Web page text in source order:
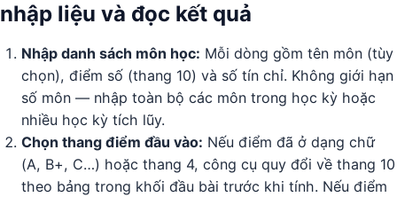
nhập liệu và đọc kết quả
Nhập danh sách môn học: Mỗi dòng gồm tên môn (tùy
chọn), điểm số (thang 10) và số tín chỉ. Không giới hạn
số môn — nhập toàn bộ các môn trong học kỳ hoặc
nhiều học kỳ tích lũy.
Chọn thang điểm đầu vào: Nếu điểm đã ở dạng chữ
(A, B+, C…) hoặc thang 4, công cụ quy đổi về thang 10
theo bảng trong khối đầu bài trước khi tính. Nếu điểm